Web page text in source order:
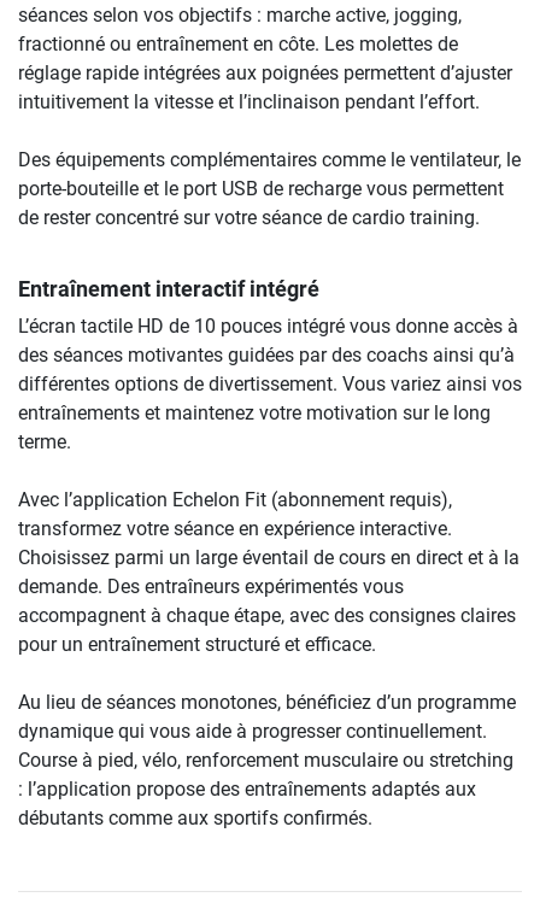
séances selon vos objectifs : marche active, jogging,
fractionné ou entraînement en côte. Les molettes de
réglage rapide intégrées aux poignées permettent d’ajuster
intuitivement la vitesse et l’inclinaison pendant l’effort.
Des équipements complémentaires comme le ventilateur, le
porte-bouteille et le port USB de recharge vous permettent
de rester concentré sur votre séance de cardio training.
Entraînement interactif intégré
L’écran tactile HD de 10 pouces intégré vous donne accès à
des séances motivantes guidées par des coachs ainsi qu’à
différentes options de divertissement. Vous variez ainsi vos
entraînements et maintenez votre motivation sur le long
terme.
Avec l’application Echelon Fit (abonnement requis),
transformez votre séance en expérience interactive.
Choisissez parmi un large éventail de cours en direct et à la
demande. Des entraîneurs expérimentés vous
accompagnent à chaque étape, avec des consignes claires
pour un entraînement structuré et efficace.
Au lieu de séances monotones, bénéficiez d’un programme
dynamique qui vous aide à progresser continuellement.
Course à pied, vélo, renforcement musculaire ou stretching
: l’application propose des entraînements adaptés aux
débutants comme aux sportifs confirmés.